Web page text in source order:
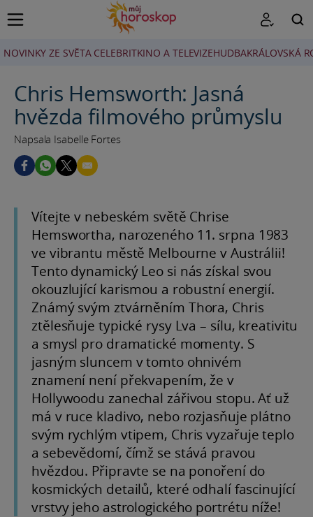
NOVINKY ZE SVĚTA CELEBRITKINO A TELEVIZEHUDBAKRÁLOVSKÁ
Chris Hemsworth: Jasná
hvězda filmového průmyslu
Napsala Isabelle Fortes
Vítejte v nebeském světě Chrise
Hemswortha, narozeného 11. srpna 1983
ve vibrantu městě Melbourne v Austrálii!
Tento dynamický Leo si nás získal svou
okouzlující karismou a robustní energií.
Známý svým ztvárněním Thora, Chris
ztělesňuje typické rysy Lva – sílu, kreativitu
a smysl pro dramatické momenty. S
jasným sluncem v tomto ohnivém
znamení není překvapením, že v
Hollywoodu zanechal zářivou stopu. Ať už
má v ruce kladivo, nebo rozjasňuje plátno
svým rychlým vtipem, Chris vyzařuje teplo
a sebevědomí, čímž se stává pravou
hvězdou. Připravte se na ponoření do
kosmických detailů, které odhalí fascinující
vrstvy jeho astrologického portrétu níže!